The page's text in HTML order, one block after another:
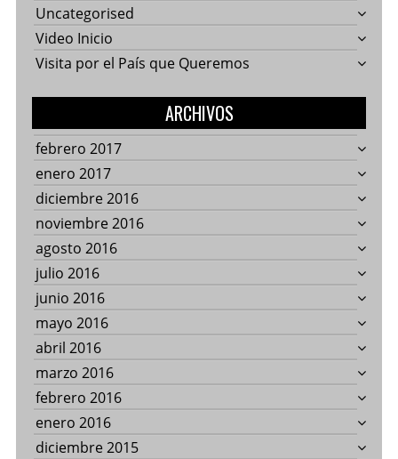
Uncategorised
Video Inicio
Visita por el País que Queremos
ARCHIVOS
febrero 2017
enero 2017
diciembre 2016
noviembre 2016
agosto 2016
julio 2016
junio 2016
mayo 2016
abril 2016
marzo 2016
febrero 2016
enero 2016
diciembre 2015